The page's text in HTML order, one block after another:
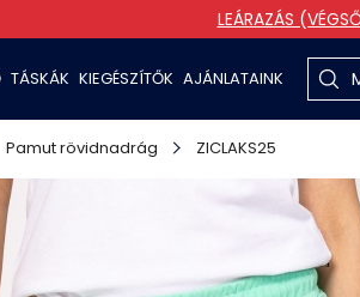
LEÁRAZÁS
TÁSKÁK KIEGÉSZÍTŐK AJÁNLATAINK
Pamut rövidnadrág ZICLAKS25